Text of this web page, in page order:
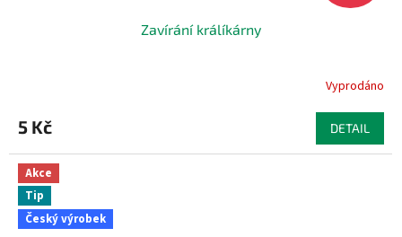
Zavírání králíkárny
Vyprodáno
5 Kč DETAIL
Akce
Tip
Český výrobek